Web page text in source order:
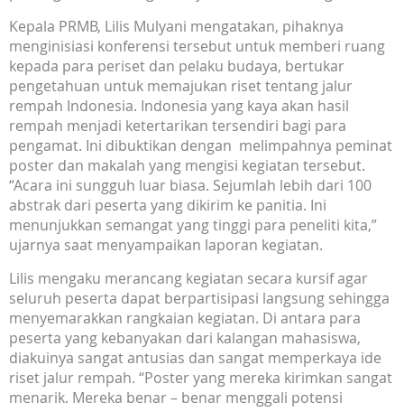
Kepala PRMB, Lilis Mulyani mengatakan, pihaknya
menginisiasi konferensi tersebut untuk memberi ruang
kepada para periset dan pelaku budaya, bertukar
pengetahuan untuk memajukan riset tentang jalur
rempah Indonesia. Indonesia yang kaya akan hasil
rempah menjadi ketertarikan tersendiri bagi para
pengamat. Ini dibuktikan dengan melimpahnya peminat
poster dan makalah yang mengisi kegiatan tersebut.
“Acara ini sungguh luar biasa. Sejumlah lebih dari 100
abstrak dari peserta yang dikirim ke panitia. Ini
menunjukkan semangat yang tinggi para peneliti kita,”
ujarnya saat menyampaikan laporan kegiatan.
Lilis mengaku merancang kegiatan secara kursif agar
seluruh peserta dapat berpartisipasi langsung sehingga
menyemarakkan rangkaian kegiatan. Di antara para
peserta yang kebanyakan dari kalangan mahasiswa,
diakuinya sangat antusias dan sangat memperkaya ide
riset jalur rempah. “Poster yang mereka kirimkan sangat
menarik. Mereka benar – benar menggali potensi